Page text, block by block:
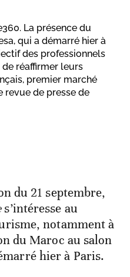
La présence du
qui a démarré hier à
des professionnels
réaffirmer leurs
premier marché
revue de presse de
du 21 septembre,
s’intéresse au
notamment à
du Maroc au salon
hier à Paris.